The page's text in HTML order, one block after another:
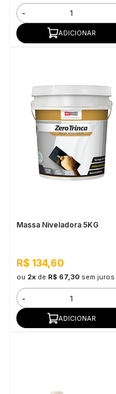
-
ADICIONAR
Massa Niveladora 5KG
R$ 134,60
ou 2xde R$ 67,30 sem juros
-
ADICIONAR